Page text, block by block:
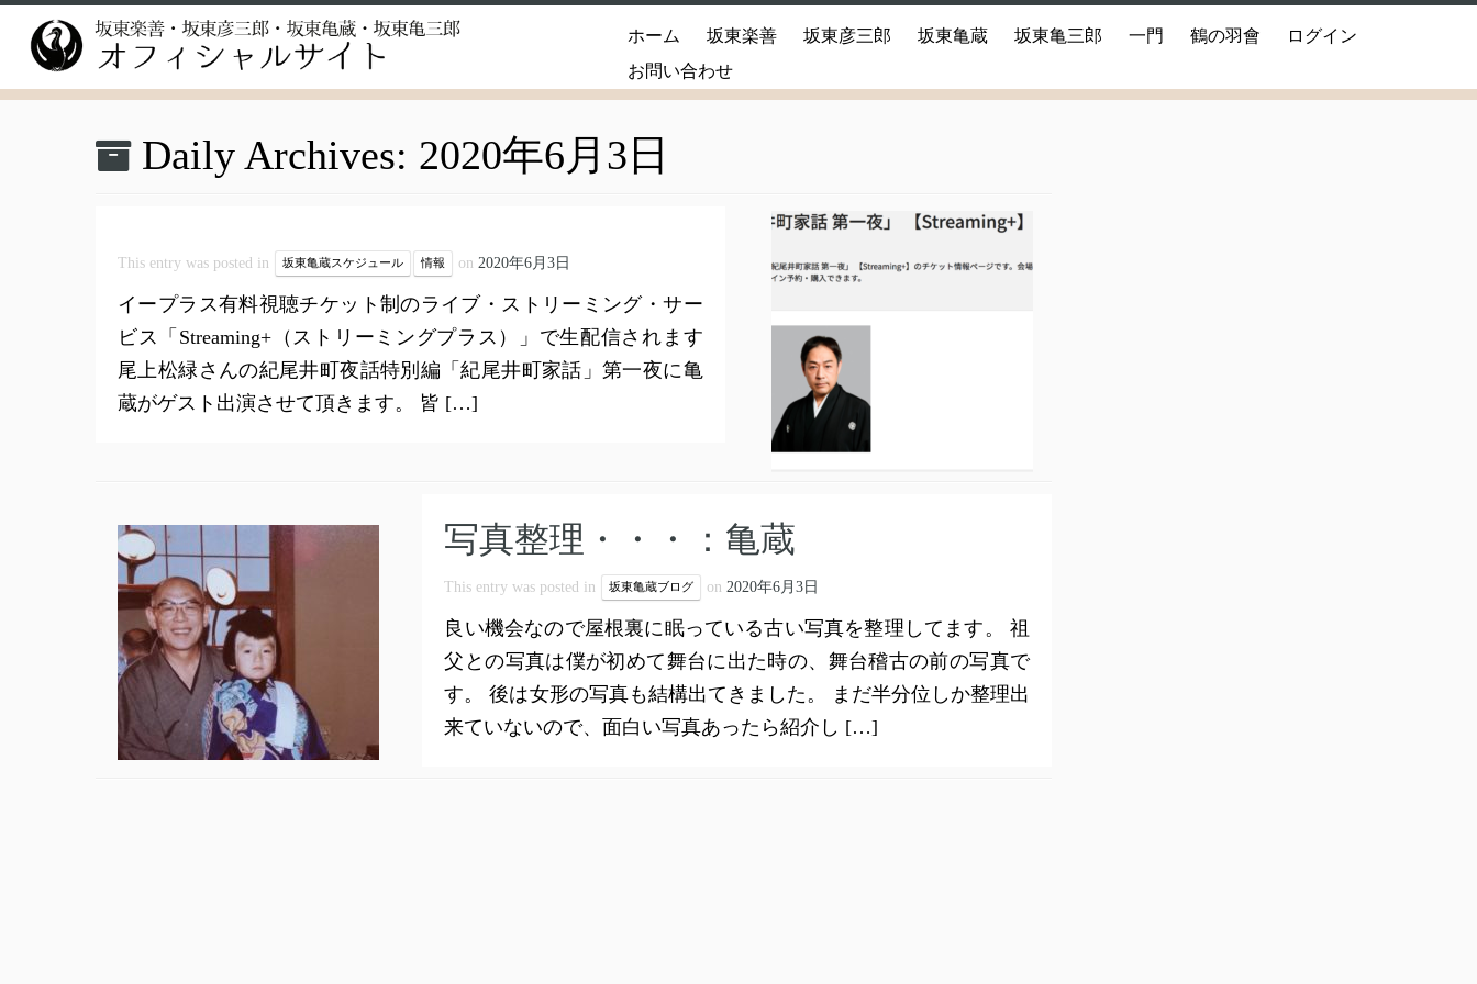
content
ホーム 坂東楽善 坂東彦三郎 坂東亀蔵 坂東亀三郎 一門 鶴の羽會
ログイン
お問い合わせ
Daily Archives: 2020年6月3日
This entry was posted in 坂東亀蔵スケジュール 情報 on 2020年6月3日
イープラス有料視聴チケット制のライブ・ストリーミング・サー
ビス「Streaming+（ストリーミングプラス）」で生配信されます
尾上松緑さんの紀尾井町夜話特別編「紀尾井町家話」第一夜に亀
蔵がゲスト出演させて頂きます。 皆 […]
写真整理・・・：亀蔵
This entry was posted in 坂東亀蔵ブログ on 2020年6月3日
良い機会なので屋根裏に眠っている古い写真を整理してます。 祖
父との写真は僕が初めて舞台に出た時の、舞台稽古の前の写真で
す。 後は女形の写真も結構出てきました。 まだ半分位しか整理出
来ていないので、面白い写真あったら紹介し […]